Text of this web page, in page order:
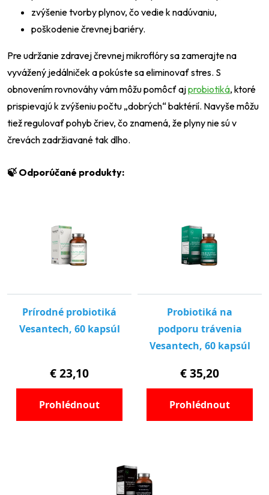
zvýšenie tvorby plynov, čo vedie k nadúvaniu,
poškodenie črevnej bariéry.
Pre udržanie zdravej črevnej mikroflóry sa zamerajte na
vyvážený jedálniček a pokúste sa eliminovať stres. S
obnovením rovnováhy vám môžu pomôcť ajprobiotiká, ktoré
prispievajú k zvýšeniu počtu „dobrých“ baktérií. Navyše môžu
tiež regulovať pohyb čriev, čo znamená, že plyny nie sú v
črevách zadržiavané tak dlho.
🍃 Odporúčané produkty: